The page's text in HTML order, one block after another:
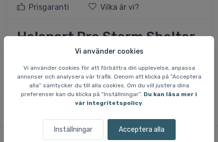
Vi använder cookies
Vi använder cookies för att förbättra din upplevelse, anpassa
annonser och analysera vår trafik. Genom att klicka på ”Acceptera
alla” samtycker du till alla cookies. Om du vill justera dina
preferenser kan du klicka på ”Inställningar”. Du kan läsa mer i
vår integritetspolicy.
Inställningar Acceptera alla
Prisgaranti Vilka är vi?
Helsport Pro Storm Shelter,
Double, Lingonberry Red,
OS, skydd, röd